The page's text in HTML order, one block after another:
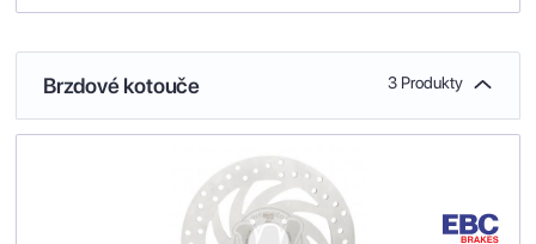
Brzdové kotouče 3 Produkty